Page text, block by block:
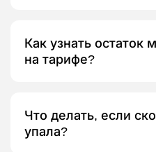
Как узнать остаток
на тарифе?
Что делать, если
упала?